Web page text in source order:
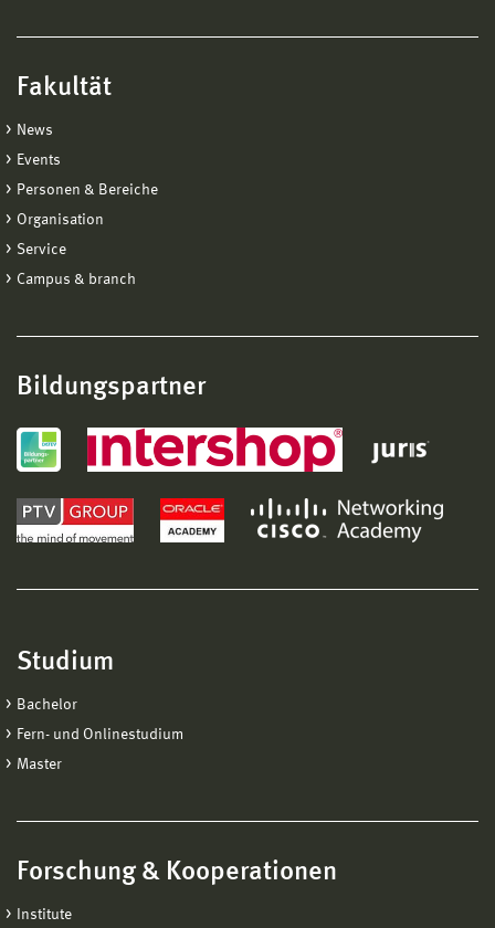
Fakultät
News
Events
Personen & Bereiche
Organisation
Service
Campus & branch
Bildungspartner
Studium
Bachelor
Fern- und Onlinestudium
Master
Forschung & Kooperationen
Institute